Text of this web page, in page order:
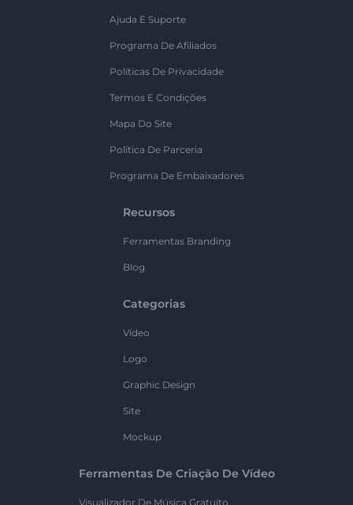
Ajuda E Suporte
Programa De Afiliados
Políticas De Privacidade
Termos E Condições
Mapa Do Site
Política De Parceria
Programa De Embaixadores
Recursos
Ferramentas Branding
Blog
Categorias
Vídeo
Logo
Graphic Design
Site
Mockup
Ferramentas De Criação De Vídeo
Visualizador De Música Gratuito